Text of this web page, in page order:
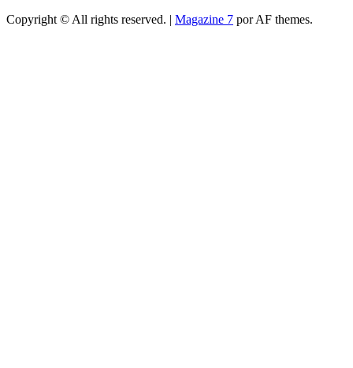
Copyright © All rights reserved. | Magazine 7 por AF themes.